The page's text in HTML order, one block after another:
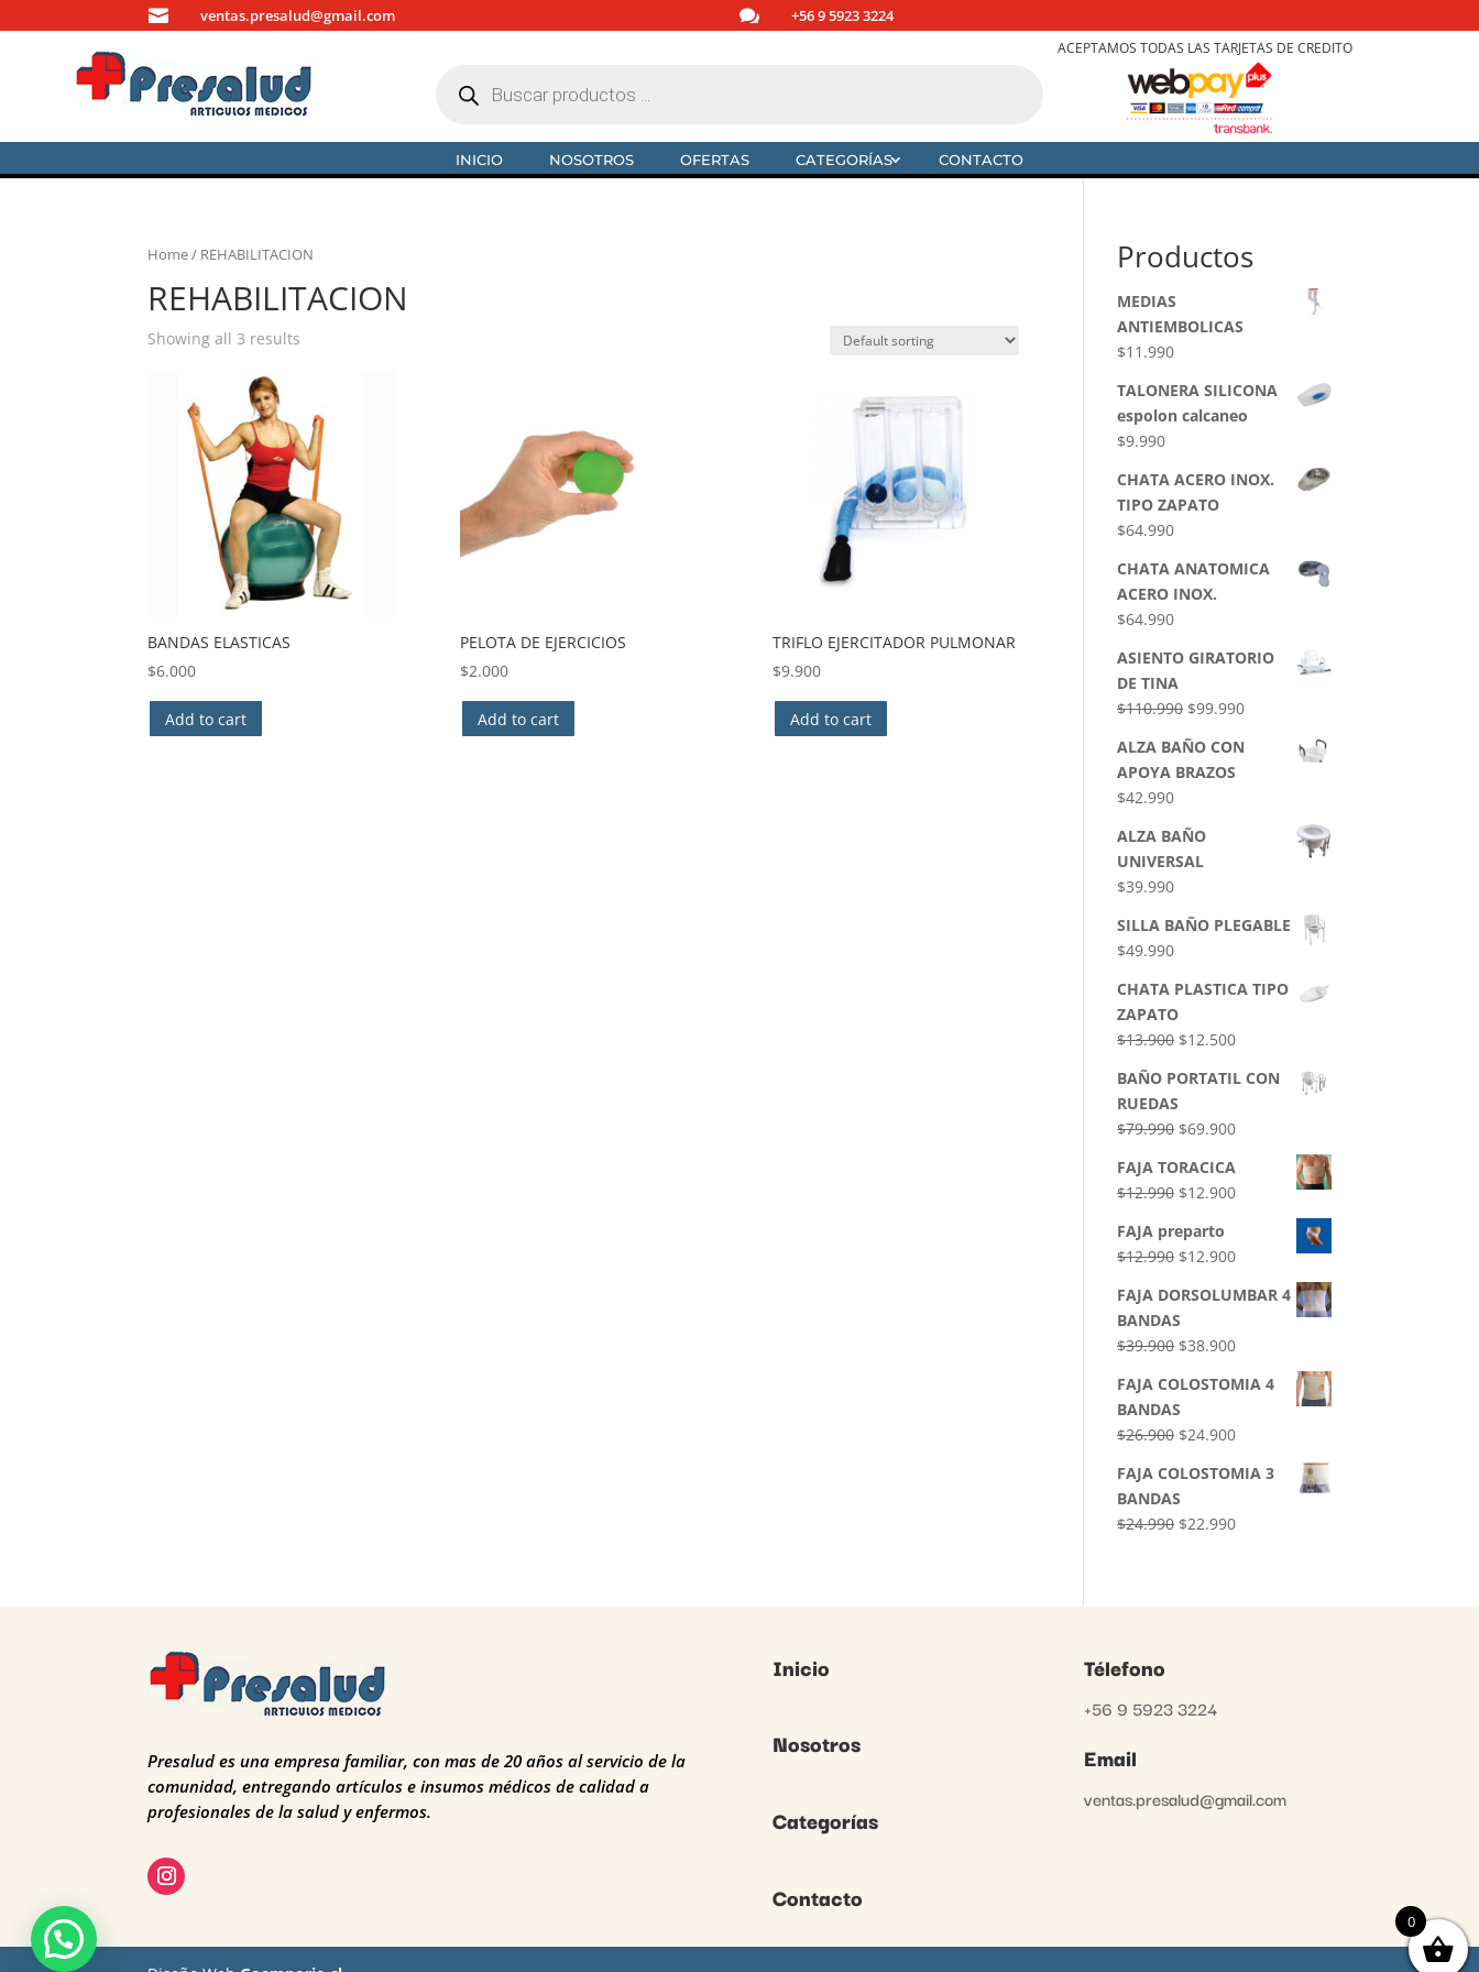
 ventas.presalud@gmail.com  +56 9 5923 3224
productos
ACEPTAMOS TODAS LAS TARJETAS DE CREDITO
INICIO NOSOTROS OFERTAS CATEGORÍAS CONTACTO
Home/ REHABILITACION
REHABILITACION
Showing all 3 results
BANDAS ELASTICAS
$6.000
Add to cart
PELOTA DE EJERCICIOS
$2.000
Add to cart
TRIFLO EJERCITADOR PULMONAR
$9.900
Add to cart
Productos
MEDIAS
ANTIEMBOLICAS
$11.990
TALONERA SILICONA
espolon calcaneo
$9.990
CHATA ACERO INOX.
TIPO ZAPATO
$64.990
CHATA ANATOMICA
ACERO INOX.
$64.990
ASIENTO GIRATORIO
DE TINA
$110.990 $99.990
ALZA BAÑO CON
APOYA BRAZOS
$42.990
ALZA BAÑO
UNIVERSAL
$39.990
SILLA BAÑO PLEGABLE
$49.990
CHATA PLASTICA TIPO
ZAPATO
$13.900 $12.500
BAÑO PORTATIL CON
RUEDAS
$79.990 $69.900
FAJA TORACICA
$12.990 $12.900
FAJA preparto
$12.990 $12.900
FAJA DORSOLUMBAR 4
BANDAS
$39.900 $38.900
FAJA COLOSTOMIA 4
BANDAS
$26.900 $24.900
FAJA COLOSTOMIA 3
BANDAS
$24.990 $22.990
Presalud es una empresa familiar, con mas de 20 años al servicio de la
comunidad, entregando artículos e insumos médicos de calidad a
profesionales de la salud y enfermos.
Inicio
Nosotros
Categorías
Contacto
Télefono
+56 9 5923 3224
Email
ventas.presalud@gmail.com
0